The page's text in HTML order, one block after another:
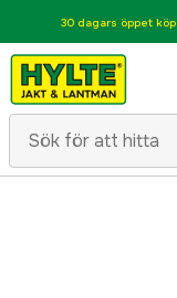
30 dagars öppet köp